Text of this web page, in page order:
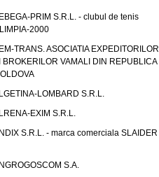
PRIM S.R.L. - clubul de tenis
2000
TRANS. ASOCIATIA EXPEDITORILOR
BROKERILOR VAMALI DIN REPUBLICA
LOMBARD S.R.L.
EXIM S.R.L.
S.R.L. - marca comerciala SLAIDER
S.A.